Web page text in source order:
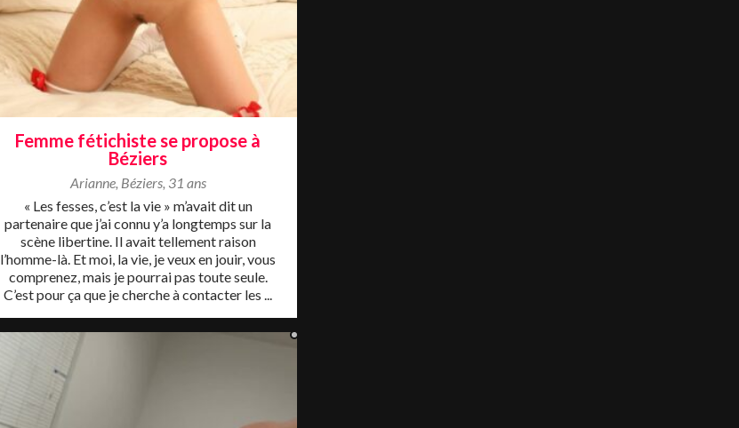
Femme fétichiste se propose à
Béziers
Arianne, Béziers, 31 ans
« Les fesses, c’est la vie » m’avait dit un
partenaire que j’ai connu y’a longtemps sur la
scène libertine. Il avait tellement raison
l’homme-là. Et moi, la vie, je veux en jouir, vous
comprenez, mais je pourrai pas toute seule.
C’est pour ça que je cherche à contacter les ...